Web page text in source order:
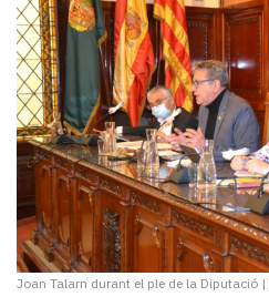
Joan Talarn durant el ple de la Diputació |